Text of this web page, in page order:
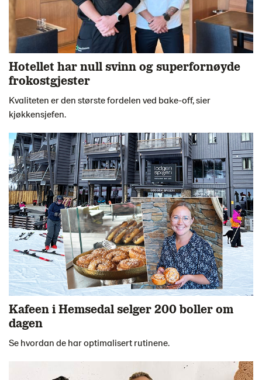
Hotellet har null svinn og superfornøyde
frokostgjester
Kvaliteten er den største fordelen ved bake-off, sier
kjøkkensjefen.
Kafeen i Hemsedal selger 200 boller om
dagen
Se hvordan de har optimalisert rutinene.